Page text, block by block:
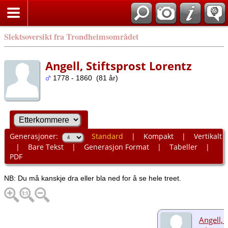
Slektsoversikt fra Trondheimsområdet
Angell, Stiftsprost Lorentz
1778 - 1860 (81 år)
Generasjoner: Standard | Kompakt| Vertikalt
| Bare Tekst| Generasjon Format| Tabeller|
PDF
NB: Du må kanskje dra eller bla ned for å se hele treet.
Angell,